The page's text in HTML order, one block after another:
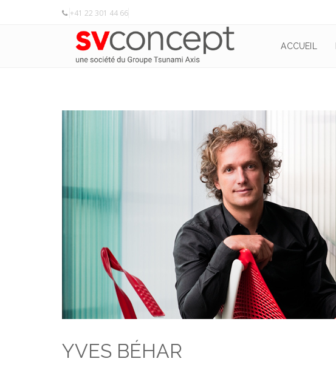
+41 22 301 44 66
ACCUEIL
YVES BÉHAR